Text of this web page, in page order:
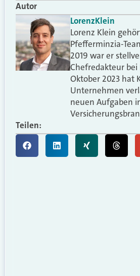
Autor
LorenzKlein
Lorenz Klein
Pfefferminzia-
2019 war er
Chefredakteur
Oktober 2023 hat
Unternehmen
neuen Aufgaben
Teilen: